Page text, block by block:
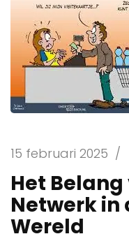
15 februari 2025 /
Het
Netwerk in
Wereld